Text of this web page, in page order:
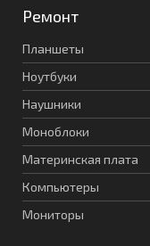
Ремонт
Планшеты
Ноутбуки
Наушники
Моноблоки
Материнская плата
Компьютеры
Мониторы